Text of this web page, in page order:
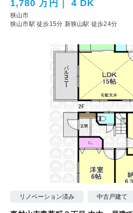
1,780 万円 4 DK
狭山市
狭山市駅 徒歩15分 新狭山駅 徒歩24分
リノベーション済み 中古戸建て